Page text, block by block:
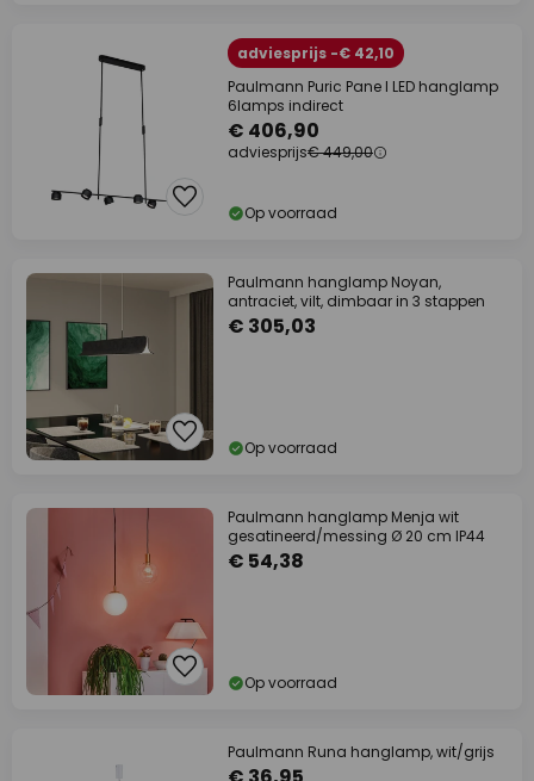
adviesprijs -€ 42,10
Paulmann Puric Pane I LED hanglamp
6lamps indirect
€ 406,90
adviesprijs€ 449,00
Op voorraad
Paulmann hanglamp Noyan,
antraciet, vilt, dimbaar in 3 stappen
€ 305,03
Op voorraad
Paulmann hanglamp Menja wit
gesatineerd/messing Ø 20 cm IP44
€ 54,38
Op voorraad
Paulmann Runa hanglamp, wit/grijs